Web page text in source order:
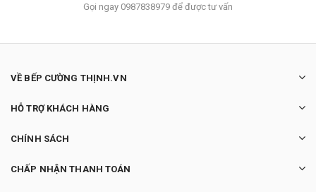
Gọi ngay 0987838979 để được tư vấn
VỀ BẾP CƯỜNG THỊNH.VN
HỖ TRỢ KHÁCH HÀNG
CHÍNH SÁCH
CHẤP NHẬN THANH TOÁN